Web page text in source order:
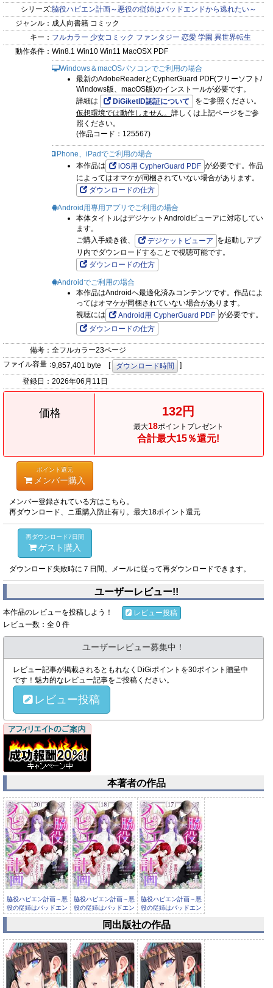
シリーズ:脇役ハピエン計画～悪役の従姉はバッドエンドから逃れたい～
ジャンル： 成人向書籍 コミック
キー： フルカラー 少女コミック ファンタジー 恋愛 学園 異世界転生
動作条件： Win8.1 Win10 Win11 MacOSX PDF
Windows＆macOSパソコンでご利用の場合
最新のAdobeReaderとCypherGuard PDF(フリーソフト/
Windows版、macOS版)のインストールが必要です。
詳細は
DiGiketID認証について
をご参照ください。
仮想環境では動作しません。 詳しくは上記ページをご参
照ください。
(作品コード：125567)
iPhone、iPadでご利用の場合
本作品は
iOS用 CypherGuard PDF が必要です。作品
によってはオマケが同梱されていない場合があります。
ダウンロードの仕方
Android用専用アプリでご利用の場合
本体タイトルはデジケットAndroidビューアに対応してい
ます。
ご購入手続き後、
デジケットビューア を起動しアプ
リ内でダウンロードすることで視聴可能です。
ダウンロードの仕方
Androidでご利用の場合
本作品はAndroidへ最適化済みコンテンツです。作品によ
ってはオマケが同梱されていない場合があります。
視聴には
Android用 CypherGuard PDF が必要です。
ダウンロードの仕方
備考： 全フルカラー23ページ
ファイル容量：9,857,401 byte [ ダウンロード時間
]
登録日： 2026年06月11日
価格 132円
最大18ポイントプレゼント
合計最大15％還元!
ポイント還元
メンバー購入
メンバー登録されている方はこちら。
再ダウンロード、ニ重購入防止有り。最大18ポイント還元
再ダウンロード7日間
ゲスト購入
ダウンロード失敗時に７日間、メールに従って再ダウンロードできます。
ユーザーレビュー!!
本作品のレビューを投稿しよう！
レビュー投稿
レビュー数：全 0 件
ユーザーレビュー募集中！
レビュー記事が掲載されるともれなくDiGiポイントを30ポイント贈呈中
です！魅力的なレビュー記事をご投稿ください。
レビュー投稿
本著者の作品
脇役ハピエン計画～悪
役の従姉はバッドエン
ドから逃...
脇役ハピエン計画～悪
役の従姉はバッドエン
ドから逃...
脇役ハピエン計画～悪
役の従姉はバッドエン
ドから逃...
同出版社の作品